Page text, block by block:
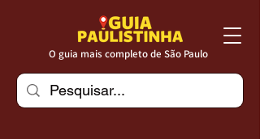
O guia mais completo de São Paulo